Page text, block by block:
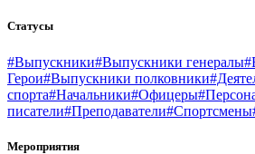
Статусы
#Выпускники#Выпускники генералы
Герои#Выпускники полковники
спорта#Начальники#Офицеры
писатели#Преподаватели#Спортсмены
Мероприятия